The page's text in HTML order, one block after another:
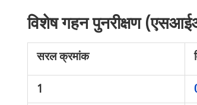
विशेष गहन पुनरीक्षण
सरल क्रमांक
1